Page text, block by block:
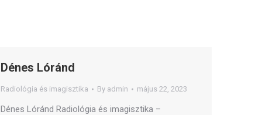
Dénes Lóránd
Radiológia és imagisztika By admin május 22, 2023
Dénes Lóránd Radiológia és imagisztika –